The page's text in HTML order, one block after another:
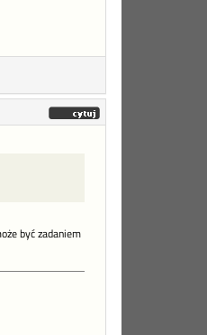
być zadaniem